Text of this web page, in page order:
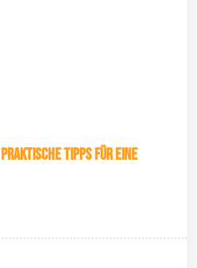
Tipps für eine